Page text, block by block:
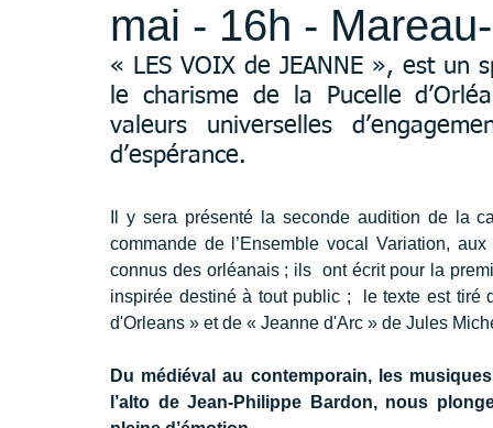
mai - 16h -
« LES VOIX de JEANNE », est un
le charisme de la Pucelle
valeurs universelles
d’espérance.
Il y sera présenté la seconde audition de la
commande de l’Ensemble vocal Variation,
connus des orléanais ; ils  ont écrit pour la
inspirée destiné à tout public ;  le texte est tiré
d'Orleans » et de « Jeanne d'Arc » de Jules
Du médiéval au contemporain, les
l’alto de Jean-Philippe Bardon, nous